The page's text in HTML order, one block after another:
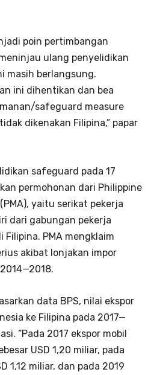
poin pertimbangan
ulang penyelidikan
masih berlangsung.
ini dihentikan dan bea
safeguard measure
dikenakan Filipina,” papar
safeguard pada 17
permohonan dari Philippine
yaitu serikat pekerja
dari gabungan pekerja
PMA mengklaim
akibat lonjakan impor
data BPS, nilai ekspor
ke Filipina pada 2017—
“Pada 2017 ekspor mobil
USD 1,20 miliar, pada
1,12 miliar, dan pada 2019